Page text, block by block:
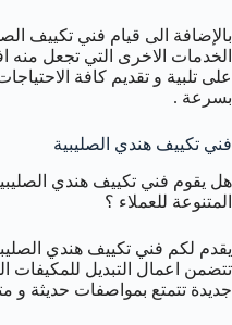
بالإضافة الى قيام فني تكييف
الخدمات الاخرى التي تجعل
على تلبية و تقديم كافة
بسرعة .
فني تكييف هندي الصليبية
هل يقوم فني تكييف هندي
المتنوعة للعملاء ؟
يقدم لكم فني تكييف هندي
تتضمن اعمال التبديل للمكيفات
جديدة تتمتع بمواصفات حديثة و